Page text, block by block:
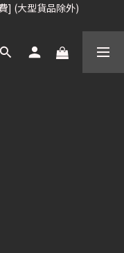
] (大型貨品除外)
] (大型貨品除外)
折 / 其他滑雪用品 75折
] (大型貨品除外)